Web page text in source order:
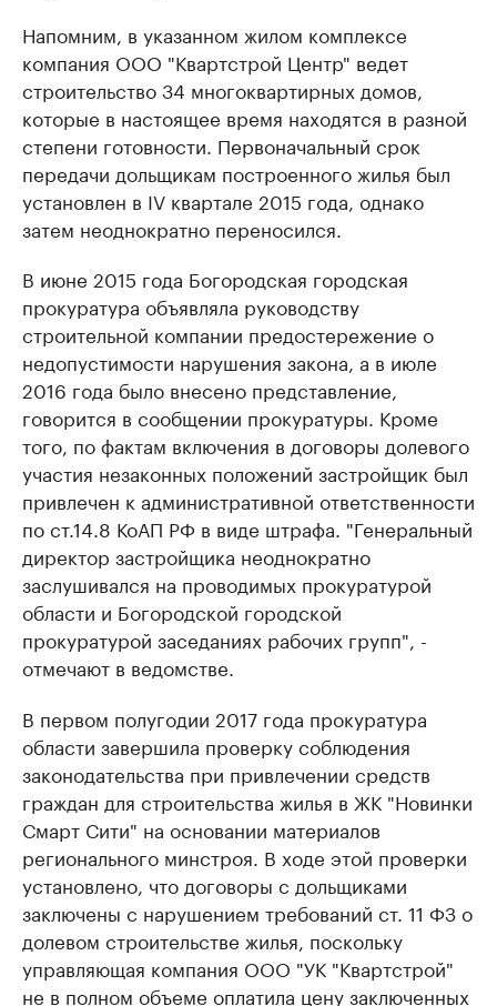
Напомним, в указанном жилом комплексе
компания ООО "Квартстрой Центр" ведет
строительство 34 многоквартирных домов,
которые в настоящее время находятся в разной
степени готовности. Первоначальный срок
передачи дольщикам построенного жилья был
установлен в IV квартале 2015 года, однако
затем неоднократно переносился.
В июне 2015 года Богородская городская
прокуратура объявляла руководству
строительной компании предостережение о
недопустимости нарушения закона, а в июле
2016 года было внесено представление,
говорится в сообщении прокуратуры. Кроме
того, по фактам включения в договоры долевого
участия незаконных положений застройщик был
привлечен к административной ответственности
по ст.14.8 КоАП РФ в виде штрафа. "Генеральный
директор застройщика неоднократно
заслушивался на проводимых прокуратурой
области и Богородской городской
прокуратурой заседаниях рабочих групп", -
отмечают в ведомстве.
В первом полугодии 2017 года прокуратура
области завершила проверку соблюдения
законодательства при привлечении средств
граждан для строительства жилья в ЖК "Новинки
Смарт Сити" на основании материалов
регионального минстроя. В ходе этой проверки
установлено, что договоры с дольщиками
заключены с нарушением требований ст. 11 ФЗ о
долевом строительстве жилья, поскольку
управляющая компания ООО "УК "Квартстрой"
не в полном объеме оплатила цену заключенных